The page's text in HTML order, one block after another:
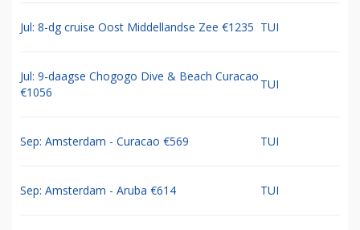
Jul: 8-dg cruise Oost Middellandse Zee €1235 TUI
Jul: 9-daagse Chogogo Dive & Beach Curacao
€1056
TUI
Sep: Amsterdam - Curacao €569 TUI
Sep: Amsterdam - Aruba €614 TUI